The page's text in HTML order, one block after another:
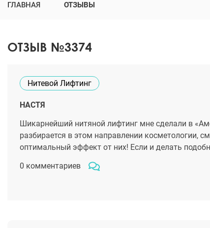
ГЛАВНАЯ ОТЗЫВЫ
ОТЗЫВ №3374
Нитевой Лифтинг
НАСТЯ
Шикарнейший нитяной лифтинг мне сделали в
разбирается в этом направлении косметологии,
оптимальный эффект от них! Если и делать
0 комментариев